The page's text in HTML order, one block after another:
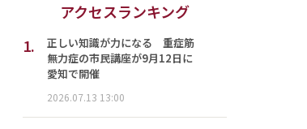
アクセスランキング
1.
正しい知識が力になる 重症筋
無力症の市民講座が9月12日に
愛知で開催
2026.07.13 13:00